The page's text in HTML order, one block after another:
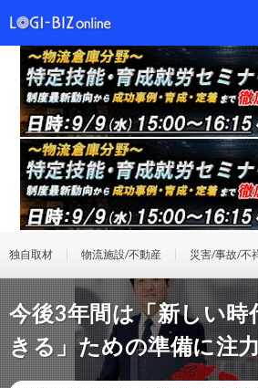
独自取材 物流施設/不動産 災害/事故/不
今後3年間は「新しい時
きる」ための準備に注力